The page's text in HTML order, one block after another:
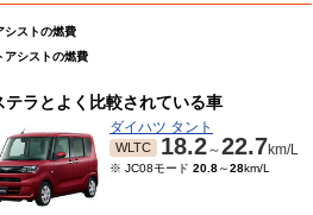
シストの燃費
アシストの燃費
テラとよく比較されている車
ダイハツ タント
WLTC 18.2～22.7km/L
※ JC08モード 20.8～28km/L